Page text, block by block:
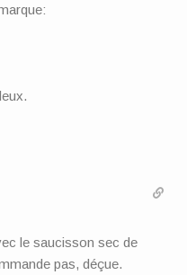
le saucisson sec de
pas, déçue.